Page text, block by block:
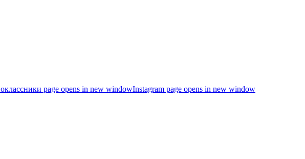
page opens in new windowInstagram page opens in new window